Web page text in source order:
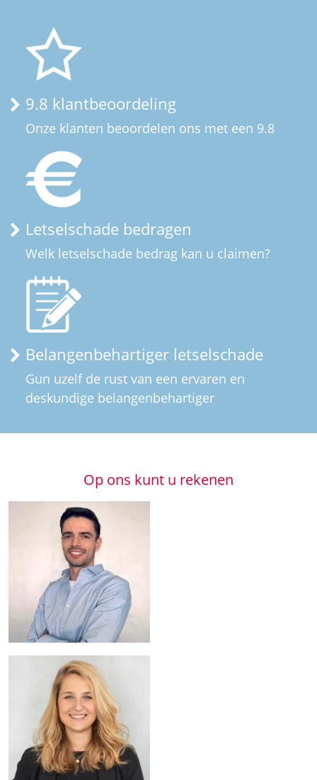
9.8 klantbeoordeling
Onze klanten beoordelen ons met een 9.8
Letselschade bedragen
Welk letselschade bedrag kan u claimen?
Belangenbehartiger letselschade
Gun uzelf de rust van een ervaren en
deskundige belangenbehartiger
Op ons kunt u rekenen